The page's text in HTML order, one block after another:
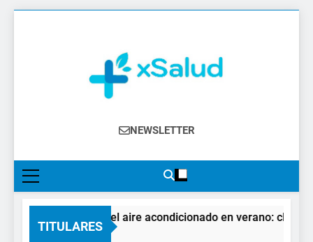
XSalud
Noticias Del Sector Salud. Congresos Y
Farmacéutica, Atención Primaria,
Especialistas, Farmacia, Etc…
NEWSLETTER
TITULARES
El impacto del aire acondicionado en verano: claves
1 Hora Atrás